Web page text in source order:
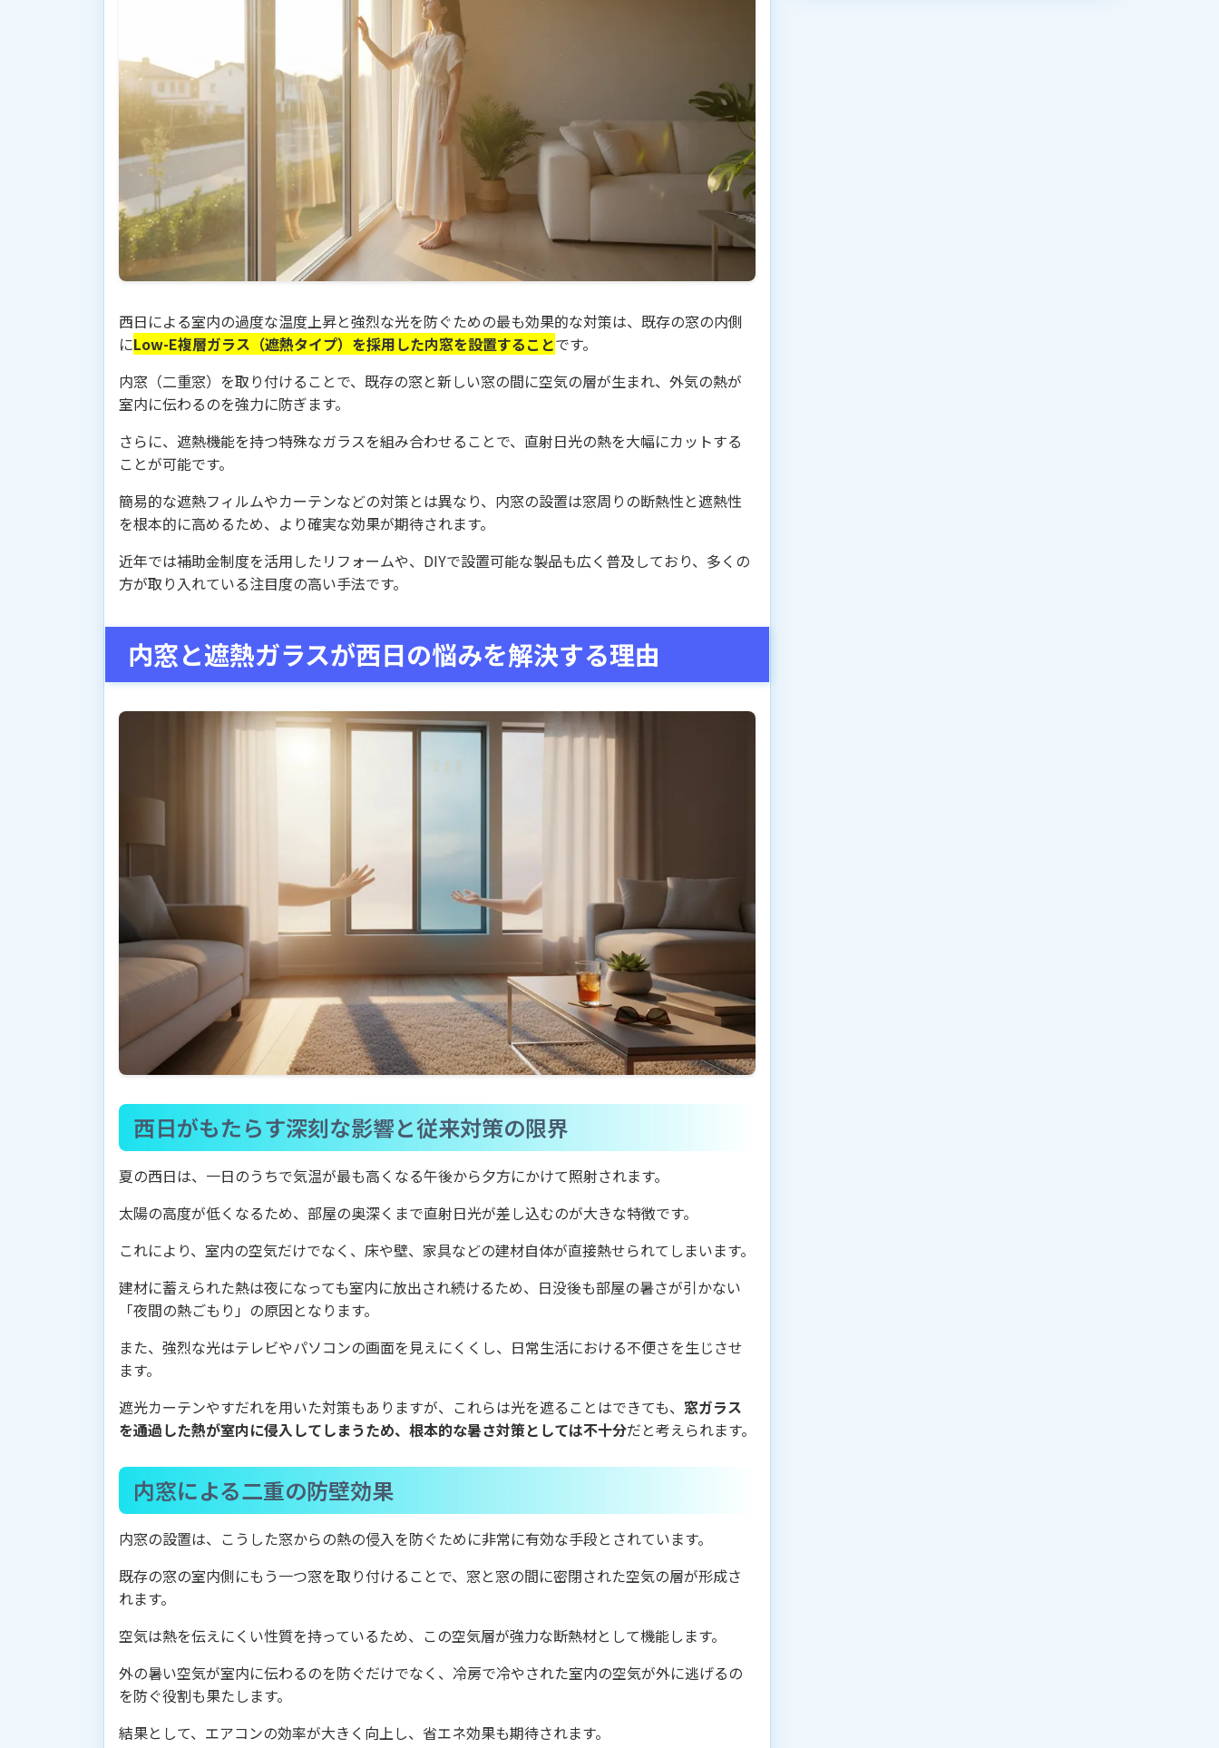
西日による室内の過度な温度上昇と強烈な光を防ぐための最も効果的な対策は、既存の窓の内側
にLow-E複層ガラス（遮熱タイプ）を採用した内窓を設置することです。
内窓（二重窓）を取り付けることで、既存の窓と新しい窓の間に空気の層が生まれ、外気の熱が
室内に伝わるのを強力に防ぎます。
さらに、遮熱機能を持つ特殊なガラスを組み合わせることで、直射日光の熱を大幅にカットする
ことが可能です。
簡易的な遮熱フィルムやカーテンなどの対策とは異なり、内窓の設置は窓周りの断熱性と遮熱性
を根本的に高めるため、より確実な効果が期待されます。
近年では補助金制度を活用したリフォームや、DIYで設置可能な製品も広く普及しており、多くの
方が取り入れている注目度の高い手法です。
内窓と遮熱ガラスが西日の悩みを解決する理由
西日がもたらす深刻な影響と従来対策の限界
夏の西日は、一日のうちで気温が最も高くなる午後から夕方にかけて照射されます。
太陽の高度が低くなるため、部屋の奥深くまで直射日光が差し込むのが大きな特徴です。
これにより、室内の空気だけでなく、床や壁、家具などの建材自体が直接熱せられてしまいます。
建材に蓄えられた熱は夜になっても室内に放出され続けるため、日没後も部屋の暑さが引かない
「夜間の熱ごもり」の原因となります。
また、強烈な光はテレビやパソコンの画面を見えにくくし、日常生活における不便さを生じさせ
ます。
遮光カーテンやすだれを用いた対策もありますが、これらは光を遮ることはできても、 窓ガラス
を通過した熱が室内に侵入してしまうため、根本的な暑さ対策としては不十分だと考えられます。
内窓による二重の防壁効果
内窓の設置は、こうした窓からの熱の侵入を防ぐために非常に有効な手段とされています。
既存の窓の室内側にもう一つ窓を取り付けることで、窓と窓の間に密閉された空気の層が形成さ
れます。
空気は熱を伝えにくい性質を持っているため、この空気層が強力な断熱材として機能します。
外の暑い空気が室内に伝わるのを防ぐだけでなく、冷房で冷やされた室内の空気が外に逃げるの
を防ぐ役割も果たします。
結果として、エアコンの効率が大きく向上し、省エネ効果も期待されます。